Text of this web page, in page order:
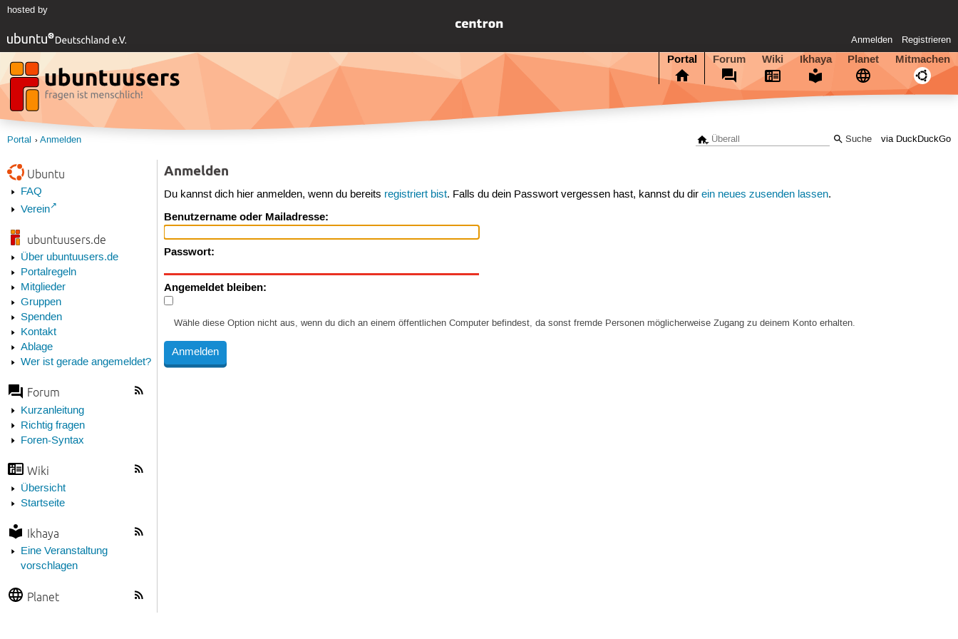
hosted by
Anmelden Registrieren
Portal Forum Wiki Ikhaya Planet Mitmachen
via DuckDuckGo
Portal Anmelden
Ubuntu
FAQ
Verein
ubuntuusers.de
Über ubuntuusers.de
Portalregeln
Mitglieder
Gruppen
Spenden
Kontakt
Ablage
Wer ist gerade angemeldet?
Forum
Kurzanleitung
Richtig fragen
Foren-Syntax
Wiki
Übersicht
Startseite
Ikhaya
Eine Veranstaltung
vorschlagen
Planet
Anmelden
Du kannst dich hier anmelden, wenn du bereits registriert bist. Falls du dein Passwort vergessen hast, kannst du direin neues zusenden lassen.
Benutzername oder Mailadresse:
Passwort:
Angemeldet bleiben:
Wähle diese Option nicht aus, wenn du dich an einem öffentlichen Computer befindest, da sonst fremde Personen möglicherweise Zugang zu deinem Konto erhalten.